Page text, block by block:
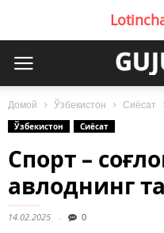
Домой Ўзбекистон Сиёсат
Ўзбекистон
Сиёсат
Спорт –
авлоднинг
14.02.2025 0